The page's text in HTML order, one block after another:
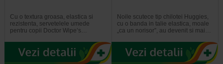
schimba scutecele copiilor mai rar pentru ca acestea sa
dureze mai mult. Din pacate, acest lucru poate duce la
aparitia eruptiilor cutanate si a infectiilor.
Cu o textura groasa, elastica si
rezistenta, servetelele umede
pentru copii Doctor Wipe’s…
Noile scutece tip chilotei Huggies,
cu o banda in talie elastica, moale
„ca un norisor”, au devenit si mai…